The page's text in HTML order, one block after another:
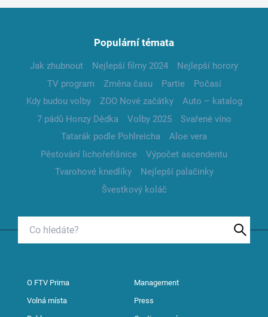
Populární témata
Jak zhubnout Nejlepší filmy 2024
Nejlepší horory
TV program
Změna času Partie
Počasí
Kdy budou volby
ZOO Nové začátky
Auto – katalog
7 pádů Honzy Dědka
Volby 2025
Svařené víno
Tatarák podle Pohlreicha
Aloe vera
Pěstování lichořeřišnice
Výpočet ascendentu
Tvarohové knedlíky
Nejlepší palačinky
Švestkový koláč
O FTV Prima Management
Volná místa Press